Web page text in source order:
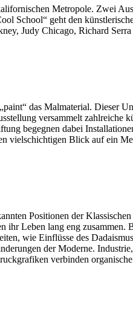
Metropole. Zwei
School“ geht den
Judy Chicago, Richard
das Malmaterial. Dieser
versammelt zahlreiche
begegnen dabei
vielschichtigen Blick auf ein
Positionen der
Leben lang eng zusammen.
wie Einflüsse des
der Moderne.
verbinden